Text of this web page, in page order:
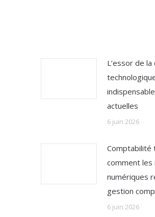
L’essor de
actuelles
6 juin 2026
Comptabilité
comment les
numériques
gestion
6 juin 2026